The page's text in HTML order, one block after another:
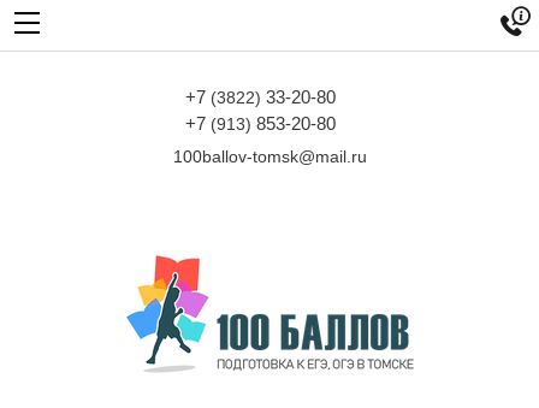
+7 (3822) 33-20-80
+7 (913) 853-20-80
100ballov-tomsk@mail.ru
